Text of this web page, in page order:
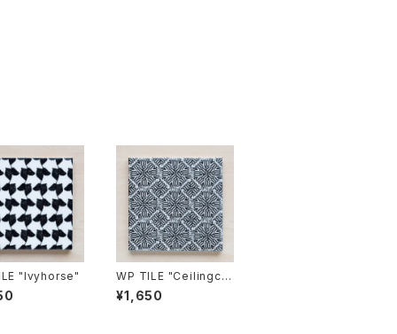
"Ivyhorse"
WP TILE "Ceilingcar
pet"
¥1,650